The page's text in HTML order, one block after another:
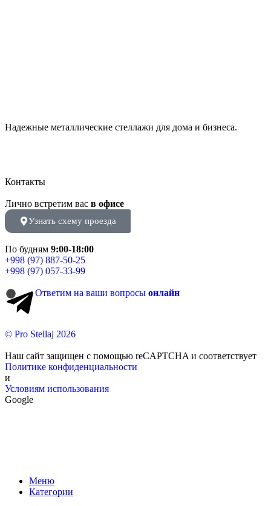
Надежные металлические стеллажи для дома и бизнеса.
Контакты
Лично встретим вас в офисе
Узнать схему проезда
По будням 9:00-18:00
+998 (97) 887-50-25
+998 (97) 057-33-99
Ответим на ваши вопросы онлайн
© Pro Stellaj 2026
Наш сайт защищен с помощью reCAPTCHA и соответствует
Политике конфиденциальности
и
Условиям использования
Google
Меню
Категории